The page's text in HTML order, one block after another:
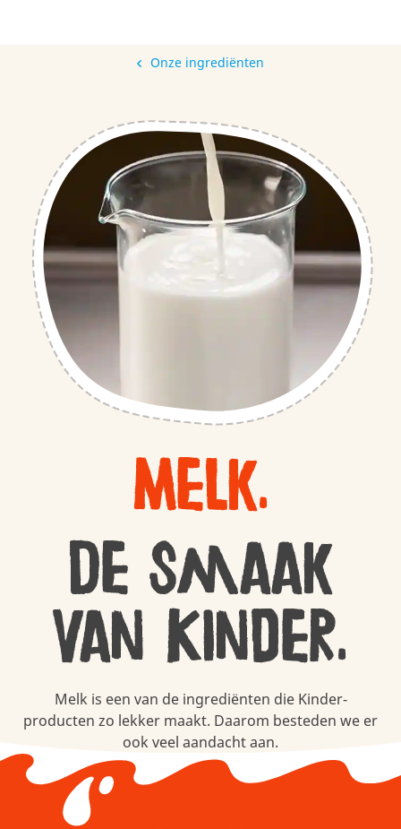
Onze ingrediënten
Melk.
De smaak
van Kinder.
Melk is een van de ingrediënten die Kinder-
producten zo lekker maakt. Daarom besteden we er
ook veel aandacht aan.